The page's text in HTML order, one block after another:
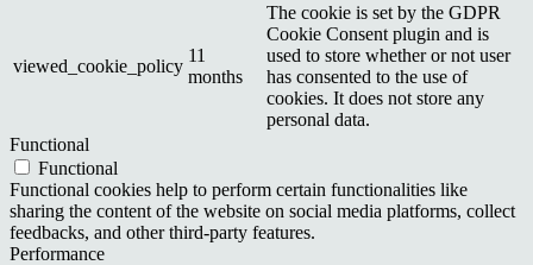
viewed_cookie_policy
11
months
The cookie is set by the GDPR
Cookie Consent plugin and is
used to store whether or not user
has consented to the use of
cookies. It does not store any
personal data.
Functional
Functional
Functional cookies help to perform certain functionalities like
sharing the content of the website on social media platforms, collect
feedbacks, and other third-party features.
Performance